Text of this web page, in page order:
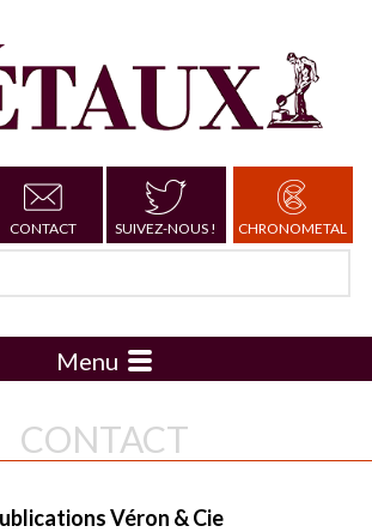
CONTACT SUIVEZ-NOUS ! CHRONOMETAL
Menu
CONTACT
Véron & Cie